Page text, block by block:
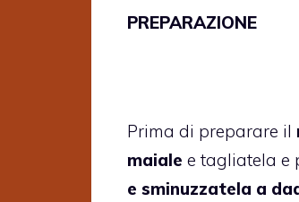
PREPARAZIONE
Prima di preparare il
maiale e tagliatela e
e sminuzzatela a